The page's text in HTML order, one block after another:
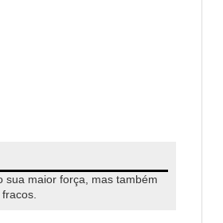
sua maior força, mas também